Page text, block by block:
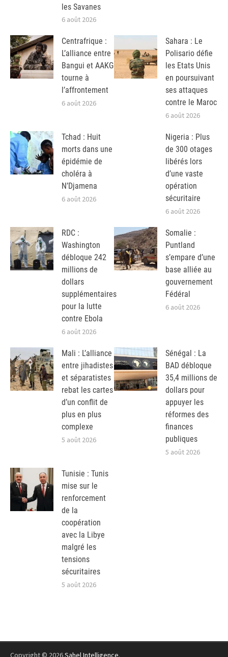
les Savanes
6 août 2026
Centrafrique :
L’alliance entre
Bangui et AAKG
tourne à
l’affrontement
6 août 2026
Sahara : Le
Polisario défie
les Etats Unis
en poursuivant
ses attaques
contre le Maroc
6 août 2026
Tchad : Huit
morts dans une
épidémie de
choléra à
N’Djamena
6 août 2026
Nigeria : Plus
de 300 otages
libérés lors
d’une vaste
opération
sécuritaire
6 août 2026
RDC :
Washington
débloque 242
millions de
dollars
supplémentaires
pour la lutte
contre Ebola
6 août 2026
Somalie :
Puntland
s’empare d’une
base alliée au
gouvernement
Fédéral
6 août 2026
Mali : L’alliance
entre jihadistes
et séparatistes
rebat les cartes
d’un conflit de
plus en plus
complexe
5 août 2026
Sénégal : La
BAD débloque
35,4 millions de
dollars pour
appuyer les
réformes des
finances
publiques
5 août 2026
Tunisie : Tunis
mise sur le
renforcement
de la
coopération
avec la Libye
malgré les
tensions
sécuritaires
5 août 2026
Copyright © 2026Sahel Intelligence.